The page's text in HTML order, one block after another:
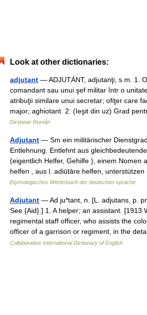
Look at other dictionaries:
adjutant — ADJUTÁNT, adjutanţi, s.m. 1.
comandant sau unui şef militar într o
atribuţii similare unui secretar; ofiţer care
major; aghiotant. 2. (Ieşit din uz) Grad
Dicționar Român
Adjutant — Sm ein militärischer
Entlehnung. Entlehnt aus
(eigentlich Helfer, Gehilfe ), einem Nomen
helfen , aus l. adiūtāre helfen,
Etymologisches Wörterbuch der deutschen sprache
Adjutant — Ad ju*tant, n. [L. adjutans, p.
See {Aid}.] 1. A helper; an assistant. [1913
regimental staff officer, who assists the
officer of a garrison or regiment, in the
Collaborative International Dictionary of English